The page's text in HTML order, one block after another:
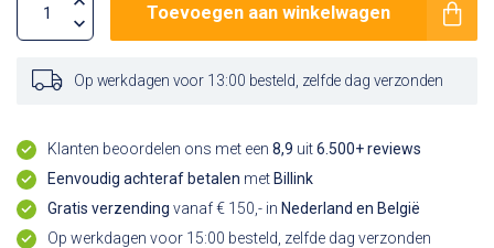
Toevoegen aan winkelwagen
Op werkdagen voor 13:00 besteld, zelfde dag verzonden
Klanten beoordelen ons met een 8,9 uit6.500+ reviews
Eenvoudig achteraf betalen met Billink
Gratis verzending vanaf € 150,- in Nederland en België
Op werkdagen voor 15:00 besteld, zelfde dag verzonden